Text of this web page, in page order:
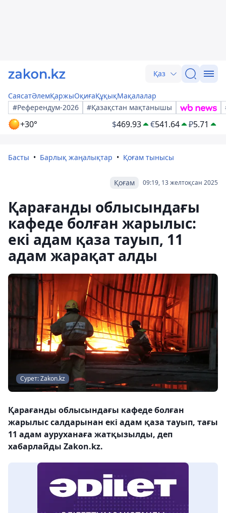
Қаз
СаясатӘлемҚаржыОқиғаҚұқықМақалалар
#Референдум-2026
#Қазақстан мақтанышы
+30° $469.93 €541.64 ₽5.71
Басты Барлық жаңалықтар Қоғам тынысы
09:19, 13 желтоқсан 2025
Қоғам
Қарағанды облысындағы
кафеде болған жарылыс:
екі адам қаза тауып, 11
адам жарақат алды
Сурет: Zakon.kz
Қарағанды облысындағы кафеде болған
жарылыс салдарынан екі адам қаза тауып, тағы
11 адам ауруханаға жатқызылды, деп
хабарлайды Zakon.kz.